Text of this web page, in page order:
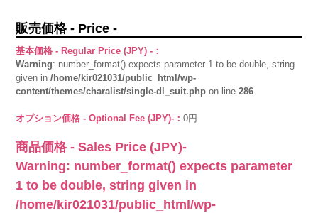
販売価格 - Price -
基本価格 - Regular Price (JPY) -：
Warning: number_format() expects parameter 1 to be double, string
given in/home/kir021031/public_html/wp-
content/themes/charalist/single-dl_suit.php on line286
オプション価格 - Optional Fee (JPY)-：0円
商品価格 - Sales Price (JPY)-
Warning: number_format() expects parameter
1 to be double, string given in
/home/kir021031/public_html/wp-